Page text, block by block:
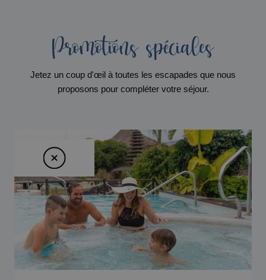
Promotions spéciales
Jetez un coup d'œil à toutes les escapades que nous
proposons pour compléter votre séjour.